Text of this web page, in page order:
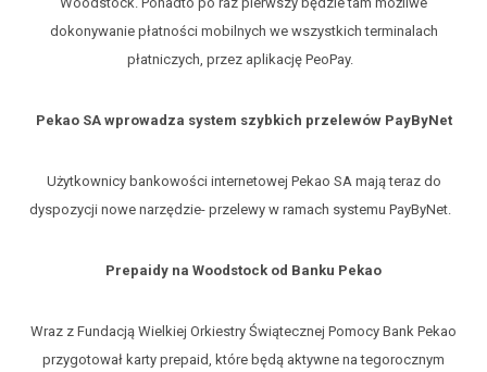
dokonywanie płatności mobilnych we wszystkich terminalach
płatniczych, przez aplikację PeoPay.
Pekao SA wprowadza system szybkich przelewów PayByNet
Użytkownicy bankowości internetowej Pekao SA mają teraz do
dyspozycji nowe narzędzie- przelewy w ramach systemu PayByNet.
Prepaidy na Woodstock od Banku Pekao
Wraz z Fundacją Wielkiej Orkiestry Świątecznej Pomocy Bank Pekao
przygotował karty prepaid, które będą aktywne na tegorocznym